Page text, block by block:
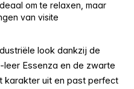
om te relaxen, maar
van visite
look dankzij de
Essenza en de zwarte
karakter uit en past perfect